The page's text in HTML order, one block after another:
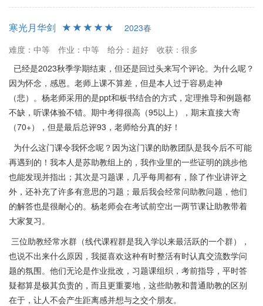
寒光月华剑
2023春
难度：中等
作业：中等 给分：超好
收获：很多
已经是2023秋季学期结束，但还是回过头来写个评论。为什么呢？
因为怀念，感恩。老师上课不算差，但是本人过于容易走神
（悲）。杨老师采用的是ppt和板书结合的方式，定理推导和例题都
不缺，听课体验不错。期中考得很高（95以上），期末直接大寄
（70+），但是最后总评93，老师给分真的好！
为什么这门课令我怀念呢？因为这门课的助教团队是我今后不可能
再遇到的！我本人是苏助教组上的，我作业里的一些证明的跳步他
也能发现并指出；其次是习题课，几乎每周都有，除了作业讲评之
外，还补充了许多有意思的习题；最后我会经常问助教问题，他们
的解答也是很耐心的。杨老师会在考试前空出一两节课让助教带着
大家复习。
三位助教经常水群（线代课程群是我入学以来最活跃的一个群），
也说不出来什么原因，我挺喜欢这种有时整活有时认真交流数学问
题的氛围。他们无论是作业批改，习题课组织，考前指导，平时答
疑都算是极其负责的，而且更重要地，这些助教和普通助教的区别
在于，让人不会产生距离感并想与之交个朋友。